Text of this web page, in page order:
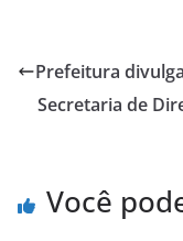
Prefeitura
Secretaria de
Você